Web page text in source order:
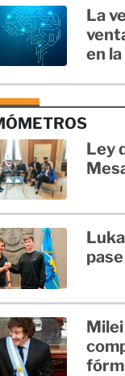
La
en
Ley
pase